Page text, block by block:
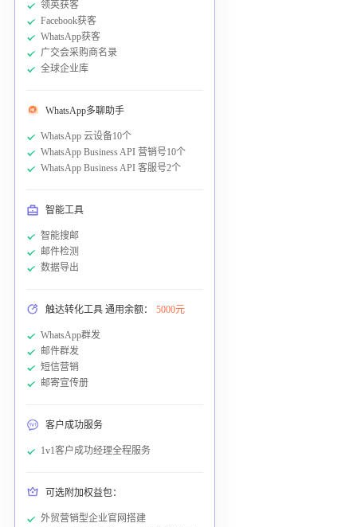
领英获客
Facebook获客
WhatsApp获客
广交会采购商名录
全球企业库
WhatsApp多聊助手
WhatsApp 云设备10个
WhatsApp Business API 营销号10个
WhatsApp Business API 客服号2个
智能工具
智能搜邮
邮件检测
数据导出
触达转化工具 通用余额： 5000元
WhatsApp群发
邮件群发
短信营销
邮寄宣传册
客户成功服务
1v1客户成功经理全程服务
可选附加权益包：
外贸营销型企业官网搭建